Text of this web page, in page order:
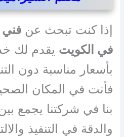
إذا كنت تبحث عن
في الكويت يقدم لك
بأسعار مناسبة دون
فأنت في المكان
بنا في شركتنا يجمع
والدقة في التنفيذ